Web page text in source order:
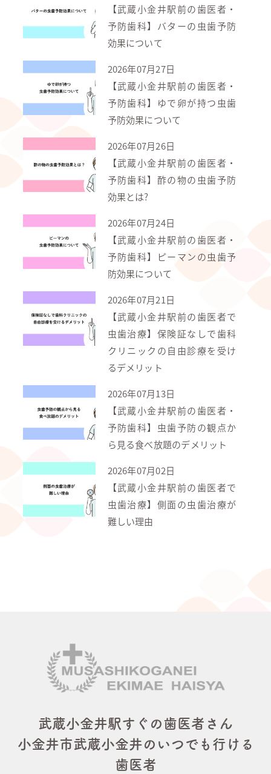
【武蔵小金井駅前の歯医者・
予防歯科】バターの虫歯予防
効果について
2026年07月27日
【武蔵小金井駅前の歯医者・
予防歯科】ゆで卵が持つ虫歯
予防効果について
2026年07月26日
【武蔵小金井駅前の歯医者・
予防歯科】酢の物の虫歯予防
効果とは?
2026年07月24日
【武蔵小金井駅前の歯医者・
予防歯科】ピーマンの虫歯予
防効果について
2026年07月21日
【武蔵小金井駅前の歯医者で
虫歯治療】保険証なしで歯科
クリニックの自由診療を受け
るデメリット
2026年07月13日
【武蔵小金井駅前の歯医者・
予防歯科】虫歯予防の観点か
ら見る食べ放題のデメリット
2026年07月02日
【武蔵小金井駅前の歯医者で
虫歯治療】側面の虫歯治療が
難しい理由
武蔵小金井駅すぐの歯医者さん
小金井市武蔵小金井のいつでも行ける
歯医者